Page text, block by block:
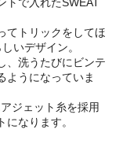
てトリックをしてほ
いデザイン。
、洗うたびにビンテ
ようになっていま
ジェット糸を採用
になります。